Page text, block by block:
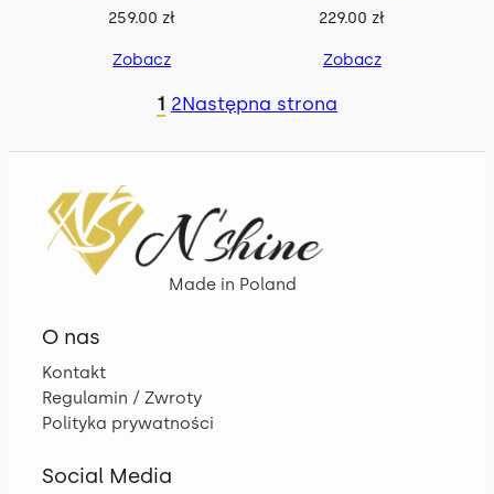
.
.
259.00zł
Zobacz
229.00zł
Zobacz
1 2Następna strona
Made in Poland
O nas
Kontakt
Regulamin / Zwroty
Polityka prywatności
Social Media